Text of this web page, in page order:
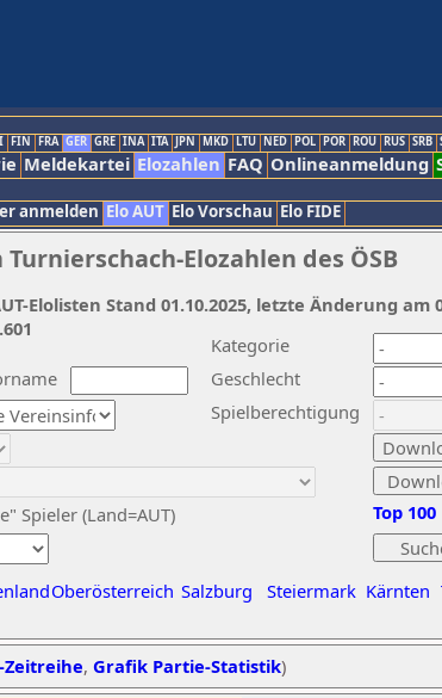
FIN FRA GER GRE INA ITA JPN MKD LTU NED POL POR ROU RUS SRB
Meldekartei Elozahlen FAQ Onlineanmeldung
anmelden Elo AUT Elo Vorschau Elo FIDE
Elozahlen des ÖSB
Kategorie
Geschlecht
Spieler (Land=AUT)
Spielberechtigung
Oberösterreich Salzburg Steiermark Kärnten
Top 100
Elolisten Stand 01.10.2025, letzte Änderung am
Zeitreihe, Grafik Partie-Statistik)